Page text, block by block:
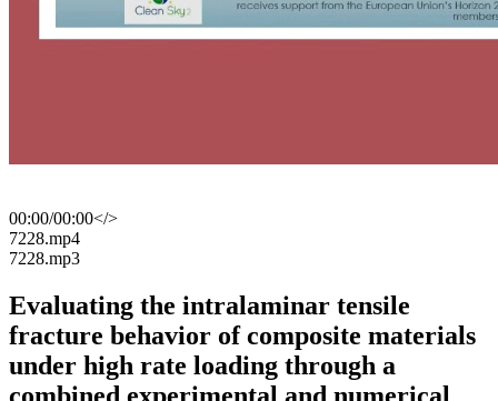
00:00/00:00</>
​7228.mp4
​7228.mp3
Evaluating the intralaminar tensile
fracture behavior of composite materials
under high rate loading through a
combined experimental and numerical